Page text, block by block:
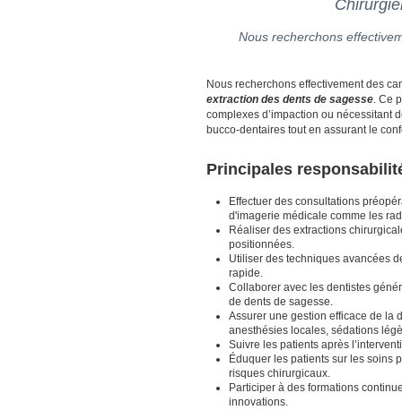
Nous recherchons
Nous recherchons effectivement des
extraction des dents de sagesse. Ce
complexes d’impaction ou nécessitant
bucco-dentaires tout en assurant le
Principales
Effectuer des consultations
d'imagerie médicale comme les
Réaliser des extractions
positionnées.
Utiliser des techniques avancées
rapide.
Collaborer avec les dentistes
de dents de sagesse.
Assurer une gestion efficace de la
anesthésies locales, sédations
Suivre les patients après
Éduquer les patients sur les soins
risques chirurgicaux.
Participer à des formations
innovations.